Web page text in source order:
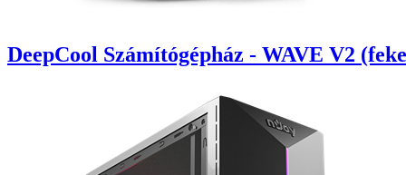
DeepCool Számítógépház - WAVE V2